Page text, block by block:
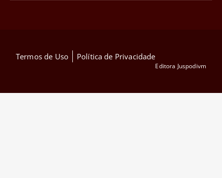
Termos de Uso Política de Privacidade
Editora Juspodivm